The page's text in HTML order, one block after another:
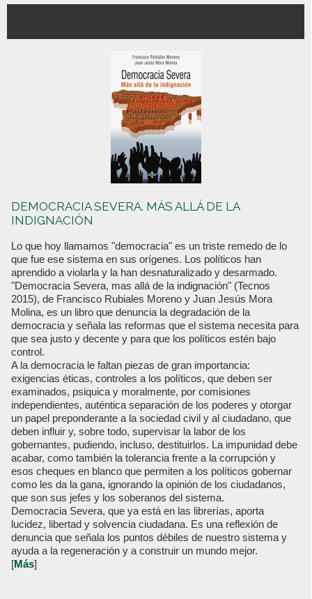
DEMOCRACIA SEVERA. MÁS ALLÁ DE LA
INDIGNACIÓN
Lo que hoy llamamos "democracia" es un triste remedo de lo
que fue ese sistema en sus orígenes. Los políticos han
aprendido a violarla y la han desnaturalizado y desarmado.
"Democracia Severa, mas allá de la indignación" (Tecnos
2015), de Francisco Rubiales Moreno y Juan Jesús Mora
Molina, es un libro que denuncia la degradación de la
democracia y señala las reformas que el sistema necesita para
que sea justo y decente y para que los políticos estén bajo
control.
A la democracia le faltan piezas de gran importancia:
exigencias éticas, controles a los políticos, que deben ser
examinados, psiquica y moralmente, por comisiones
independientes, auténtica separación de los poderes y otorgar
un papel preponderante a la sociedad civil y al ciudadano, que
deben influir y, sobre todo, supervisar la labor de los
gobernantes, pudiendo, incluso, destituirlos. La impunidad debe
acabar, como también la tolerancia frente a la corrupción y
esos cheques en blanco que permiten a los políticos gobernar
como les da la gana, ignorando la opinión de los ciudadanos,
que son sus jefes y los soberanos del sistema.
Democracia Severa, que ya está en las librerías, aporta
lucidez, libertad y solvencia ciudadana. Es una reflexión de
denuncia que señala los puntos débiles de nuestro sistema y
ayuda a la regeneración y a construir un mundo mejor.
[Más]